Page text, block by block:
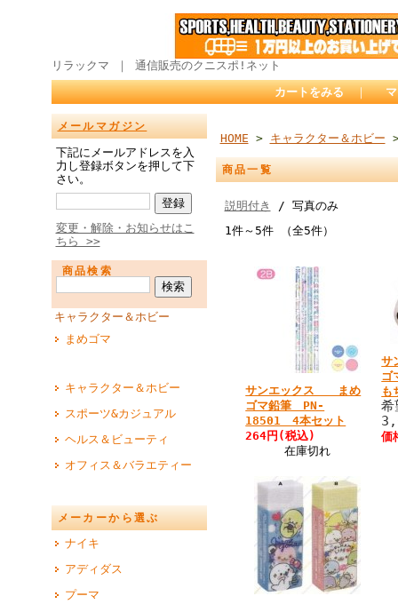
リラックマ ｜ 通信販売のクニスポ!ネット
カートをみる ｜
メールマガジン
下記にメールアドレスを入
力し登録ボタンを押して下
さい。
変更・解除・お知らせはこ
ちら >>
商品検索
キャラクター＆ホビー
まめゴマ
キャラクター＆ホビー
スポーツ&カジュアル
ヘルス＆ビューティ
オフィス＆バラエティー
メーカーから選ぶ
ナイキ
アディダス
プーマ
HOME > キャラクター＆ホビー
商品一覧
説明付き
/ 写真のみ
1件～5件 （全5件）
サンエックス まめ
ゴマ鉛筆 PN-
18501 4本セット
264円(税込)
在庫切れ
サ
ゴ
価